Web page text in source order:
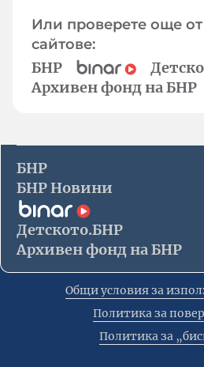
Или проверете още
сайтове:
БНР
Архивен фонд на БНР
БНР
БНР Новини
Детското.БНР
Архивен фонд на БНР
Общи условия за
Политика за
Политика за